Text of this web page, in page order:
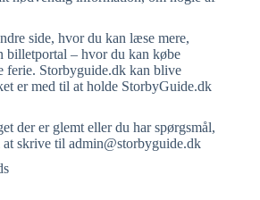
side, hvor du kan læse mere,
billetportal – hvor du kan købe
ferie. Storbyguide.dk kan blive
er med til at holde StorbyGuide.dk
der er glemt eller du har spørgsmål,
skrive til admin@storbyguide.dk